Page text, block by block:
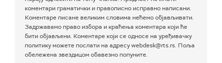
коментари граматички и правописно исправно написани.
Коментаре писане великим словима нећемо објављивати.
Задржавамо право избора и краћења коментара који ће
бити објављени. Коментаре који се односе на уређивачку
политику можете послати на адресу webdesk@rts.rs. Поља
обележена звездицом обавезно попуните.